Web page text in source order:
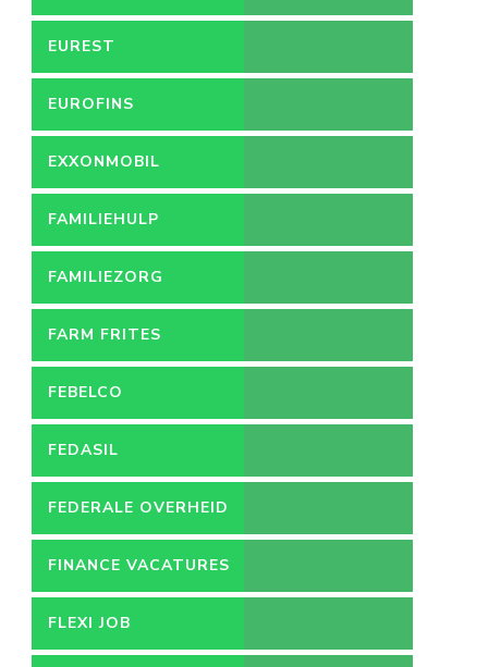
EUREST
EUROFINS
EXXONMOBIL
FAMILIEHULP
FAMILIEZORG
FARM FRITES
FEBELCO
FEDASIL
FEDERALE OVERHEID
FINANCE VACATURES
FLEXI JOB